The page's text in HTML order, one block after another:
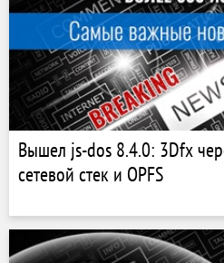
Вышел js-dos 8.4.0: 3Dfx
сетевой стек и OPFS